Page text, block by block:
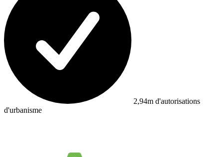
2,94m d'autorisations
d'urbanisme